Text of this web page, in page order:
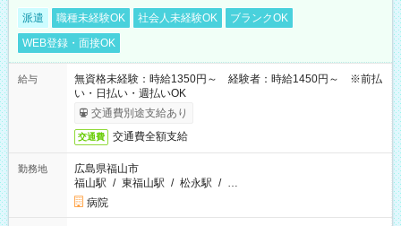
派遣 職種未経験OK 社会人未経験OK
ブランクOK
WEB登録・面接OK
給与
無資格未経験：時給1350円～ 経験者：時給1450円～ ※前払
い・日払い・週払いOK
交通費別途支給あり
交通費 交通費全額支給
勤務地
広島県福山市
福山駅 / 東福山駅 / 松永駅 / …
病院